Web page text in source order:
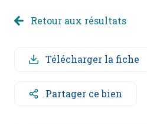
location
un
Retour aux résultats
Télécharger la fiche
Partager ce bien